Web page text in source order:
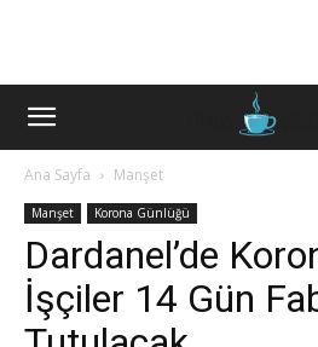
Ana Sayfa Manşet
Manşet Korona Günlüğü
Dardanel’de
İşçiler 14 Gün